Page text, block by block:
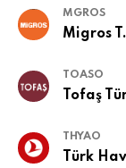
MGROS
Migros
TOASO
Tofaş
THYAO
Türk